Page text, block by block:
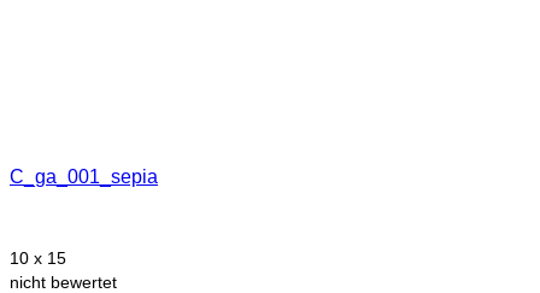
C_ga_001_sepia
10 x 15
nicht bewertet